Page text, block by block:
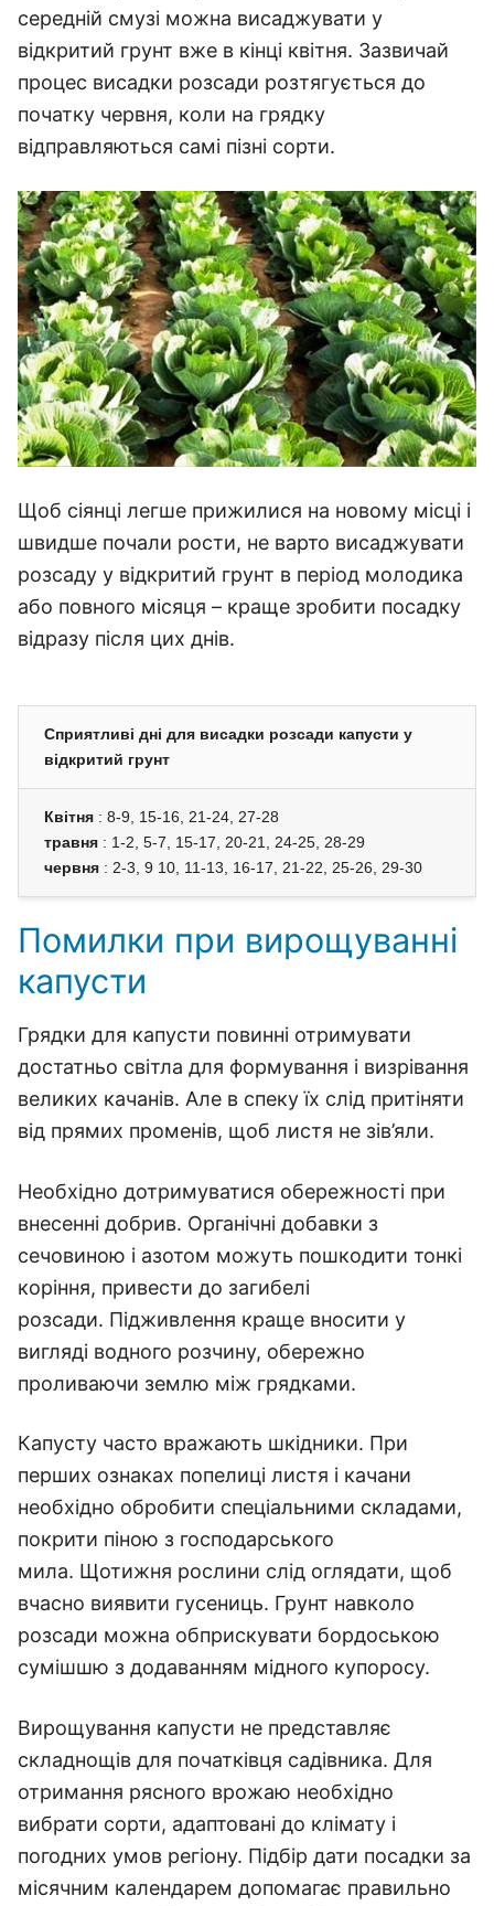
середній смузі можна висаджувати у
відкритий грунт вже в кінці квітня. Зазвичай
процес висадки розсади розтягується до
початку червня, коли на грядку
відправляються самі пізні сорти.
Щоб сіянці легше прижилися на новому місці і
швидше почали рости, не варто висаджувати
розсаду у відкритий грунт в період молодика
або повного місяця – краще зробити посадку
відразу після цих днів.
Сприятливі дні для висадки розсади капусти у
відкритий грунт
Квітня : 8-9, 15-16, 21-24, 27-28
травня : 1-2, 5-7, 15-17, 20-21, 24-25, 28-29
червня : 2-3, 9 10, 11-13, 16-17, 21-22, 25-26, 29-30
Помилки при вирощуванні
капусти
Грядки для капусти повинні отримувати
достатньо світла для формування і визрівання
великих качанів. Але в спеку їх слід притіняти
від прямих променів, щоб листя не зів’яли.
Необхідно дотримуватися обережності при
внесенні добрив. Органічні добавки з
сечовиною і азотом можуть пошкодити тонкі
коріння, привести до загибелі
розсади. Підживлення краще вносити у
вигляді водного розчину, обережно
проливаючи землю між грядками.
Капусту часто вражають шкідники. При
перших ознаках попелиці листя і качани
необхідно обробити спеціальними складами,
покрити піною з господарського
мила. Щотижня рослини слід оглядати, щоб
вчасно виявити гусениць. Грунт навколо
розсади можна обприскувати бордоською
сумішшю з додаванням мідного купоросу.
Вирощування капусти не представляє
складнощів для початківця садівника. Для
отримання рясного врожаю необхідно
вибрати сорти, адаптовані до клімату і
погодних умов регіону. Підбір дати посадки за
місячним календарем допомагає правильно